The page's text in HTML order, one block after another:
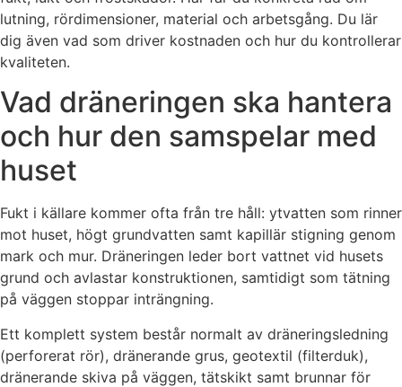
lutning, rördimensioner, material och arbetsgång. Du lär
dig även vad som driver kostnaden och hur du kontrollerar
kvaliteten.
Vad dräneringen ska hantera
och hur den samspelar med
huset
Fukt i källare kommer ofta från tre håll: ytvatten som rinner
mot huset, högt grundvatten samt kapillär stigning genom
mark och mur. Dräneringen leder bort vattnet vid husets
grund och avlastar konstruktionen, samtidigt som tätning
på väggen stoppar inträngning.
Ett komplett system består normalt av dräneringsledning
(perforerat rör), dränerande grus, geotextil (filterduk),
dränerande skiva på väggen, tätskikt samt brunnar för